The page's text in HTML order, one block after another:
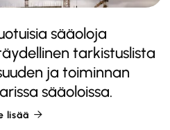
sääoloja
tarkistuslista
ja toiminnan
sääoloissa.
lisää 